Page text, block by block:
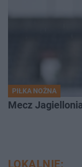
PIŁKA NOŻNA
Mecz
LOKALNIE: